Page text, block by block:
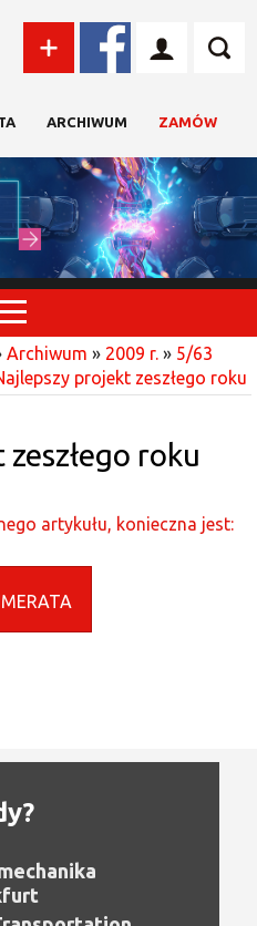
ARCHIWUM ZAMÓW
Archiwum » 2009 r. » 5/63
projekt zeszłego roku
roku
artykułu, konieczna jest: